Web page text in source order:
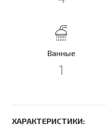
Ванные
1
ХАРАКТЕРИСТИКИ: